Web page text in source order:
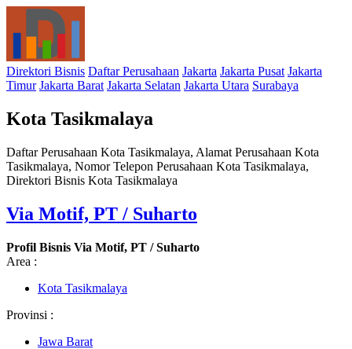
Direktori Bisnis Daftar Perusahaan Jakarta Jakarta Pusat Jakarta
Timur Jakarta Barat Jakarta Selatan Jakarta Utara Surabaya
Kota Tasikmalaya
Daftar Perusahaan Kota Tasikmalaya, Alamat Perusahaan Kota
Tasikmalaya, Nomor Telepon Perusahaan Kota Tasikmalaya,
Direktori Bisnis Kota Tasikmalaya
Via Motif, PT / Suharto
Profil Bisnis Via Motif, PT / Suharto
Area :
Kota Tasikmalaya
Provinsi :
Jawa Barat